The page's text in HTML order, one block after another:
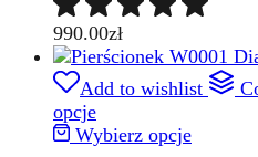
990.00zł
Add to wishlist
opcje
Wybierz opcje